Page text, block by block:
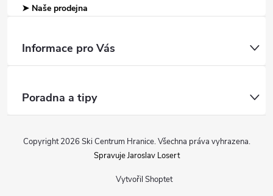
➤ Naše prodejna
Informace pro Vás
Poradna a tipy
Vytvořil Shoptet
Copyright 2026 Ski Centrum Hranice. Všechna práva vyhrazena.
Spravuje Jaroslav Losert